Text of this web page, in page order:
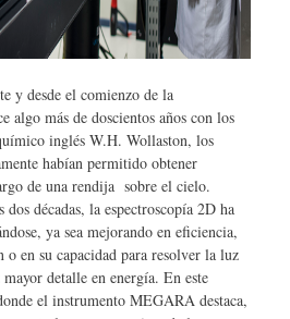
y desde el comienzo de la
algo más de doscientos años con los
inglés W.H. Wollaston, los
habían permitido obtener
de una rendija sobre el cielo.
décadas, la espectroscopía 2D ha
ya sea mejorando en eficiencia,
o en su capacidad para resolver la luz
mayor detalle en energía. En este
el instrumento MEGARA destaca,